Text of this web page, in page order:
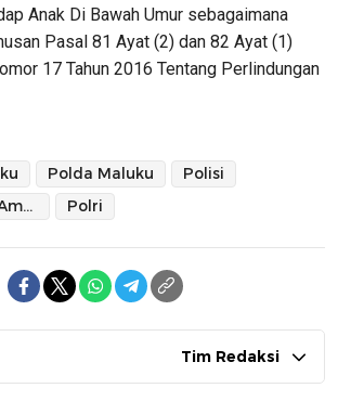
Anak Di Bawah Umur sebagaimana
Pasal 81 Ayat (2) dan 82 Ayat (1)
17 Tahun 2016 Tentang Perlindungan
Polda Maluku
Polisi
Polresta Pulau Ambon dan Pulau-pulau Lease
Polri
Tim Redaksi